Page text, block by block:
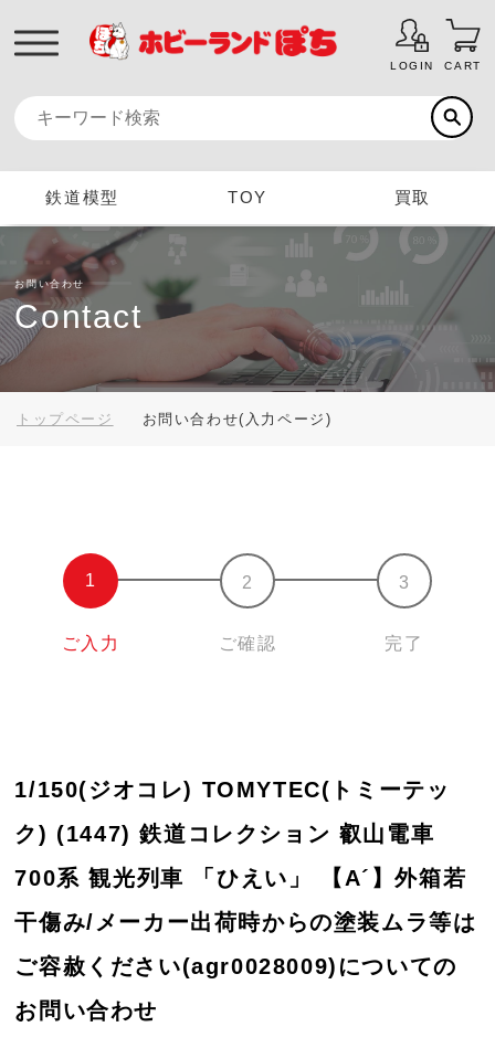
LOGIN CART
鉄道模型 TOY 買取
お問い合わせ
Contact
トップページ お問い合わせ(入力ページ)
ご入力 ご確認 完了
1/150(ジオコレ) TOMYTEC(トミーテッ
ク) (1447) 鉄道コレクション 叡山電車
700系 観光列車 「ひえい」 【A´】外箱若
干傷み/メーカー出荷時からの塗装ムラ等は
ご容赦ください(agr0028009)についての
お問い合わせ